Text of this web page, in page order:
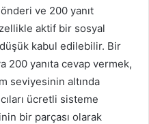
ve 200 yanıt
aktif bir sosyal
düşük kabul edilebilir. Bir
200 yanıta cevap vermek,
seviyesinin altında
ücretli sisteme
bir parçası olarak